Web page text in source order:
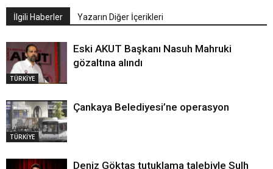
İlgili Haberler Yazarın Diğer İçerikleri
TÜRKİYE
Eski AKUT Başkanı Nasuh Mahruki
gözaltına alındı
TÜRKİYE
Çankaya Belediyesi’ne operasyon
Deniz Göktaş tutuklama talebiyle Sulh